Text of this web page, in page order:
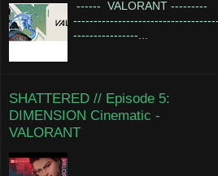
------ VALORANT
----------------...
SHATTERED // Episode 5:
DIMENSION Cinematic -
VALORANT